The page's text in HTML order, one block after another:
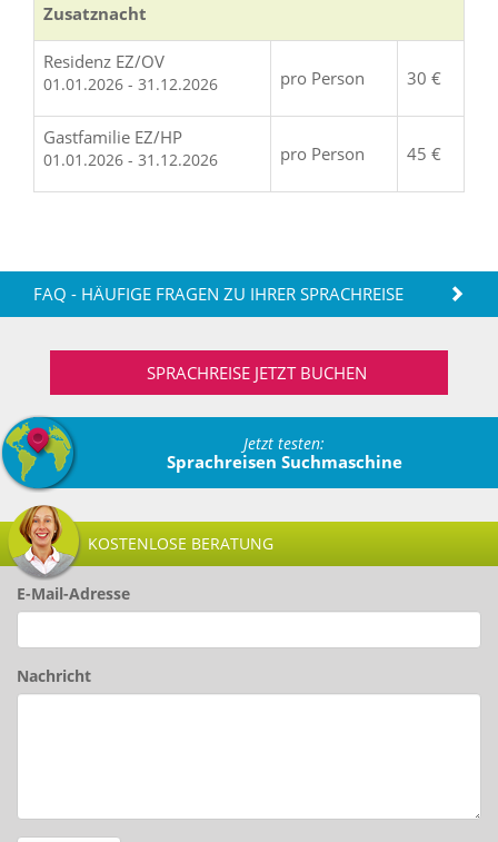
Zusatznacht
Residenz EZ/OV
01.01.2026 - 31.12.2026 pro Person 30 €
Gastfamilie EZ/HP
01.01.2026 - 31.12.2026 pro Person 45 €
FAQ - HÄUFIGE FRAGEN ZU IHRER SPRACHREISE
SPRACHREISE JETZT BUCHEN
Jetzt testen:
Sprachreisen Suchmaschine
KOSTENLOSE BERATUNG
E-Mail-Adresse
Nachricht